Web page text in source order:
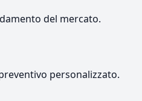
del mercato.
personalizzato.